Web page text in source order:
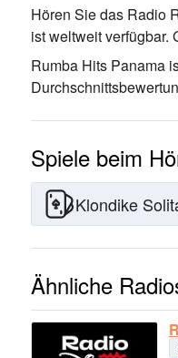
Hören Sie das Radio
ist weltweit verfügbar.
Rumba Hits Panama
Spiele beim
Klondike
Ähnliche